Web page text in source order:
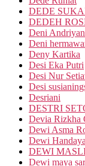
DEDE
DEDEH
Deni
Deni
Deny Kartika
Desi Eka Putri
Desi Nur
Desi
Desriani
DESTRI
Devia Rizkha
Dewi Asma
Dewi
DEWI
Dewi maya